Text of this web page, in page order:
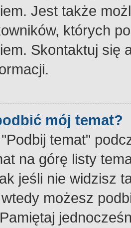
Jest także
których
Skontaktuj się
mój temat?
temat"
na górę listy
jeśli nie widzisz
wtedy możesz